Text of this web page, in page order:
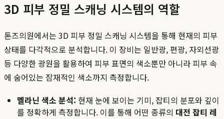
3D 피부 정밀 스캐닝 시스템의 역할
톤즈의원에서는 3D 피부 정밀 스캐닝 시스템을 통해 현재의 피부
상태를 다각적으로 분석합니다. 이 장비는 일반광, 편광, 자외선광
등 다양한 광원을 활용하여 피부 표면의 색소뿐만 아니라 피부 속
에 숨어있는 잠재적인 색소까지 측정합니다.
멜라닌 색소 분석: 현재 눈에 보이는 기미, 잡티의 분포와 깊이
를 정확하게 측정합니다. 이를 통해 어떤 종류의 대전 잡티 레